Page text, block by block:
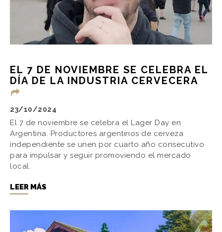
EL 7 DE NOVIEMBRE SE CELEBRA EL
DÍA DE LA INDUSTRIA CERVECERA
23/10/2024
El 7 de noviembre se celebra el Lager Day en
Argentina. Productores argentinos de cerveza
independiente se unen por cuarto año consecutivo
para impulsar y seguir promoviendo el mercado
local.
LEER MÁS